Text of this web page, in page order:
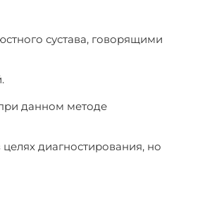
сустава, говорящими
данном методе
диагностирования, но